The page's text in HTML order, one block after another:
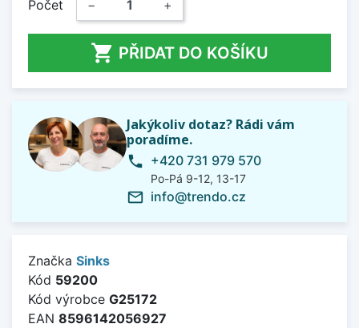
Počet − +
 PŘIDAT DO KOŠÍKU
Jakýkoliv dotaz? Rádi vám
poradíme.
phone +420 731 979 570
Po-Pá 9-12, 13-17
mail_outline info@trendo.cz
Značka Sinks
Kód 59200
Kód výrobce G25172
EAN 8596142056927